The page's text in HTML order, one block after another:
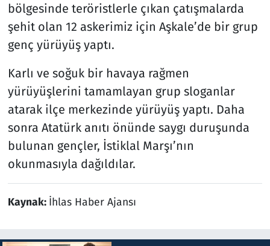
bölgesinde teröristlerle çıkan çatışmalarda
şehit olan 12 askerimiz için Aşkale’de bir grup
genç yürüyüş yaptı.
Karlı ve soğuk bir havaya rağmen
yürüyüşlerini tamamlayan grup sloganlar
atarak ilçe merkezinde yürüyüş yaptı. Daha
sonra Atatürk anıtı önünde saygı duruşunda
bulunan gençler, İstiklal Marşı’nın
okunmasıyla dağıldılar.
Kaynak: İhlas Haber Ajansı
Seçim 2023
Spor
Teknoloji ve Bilim
Televizyon